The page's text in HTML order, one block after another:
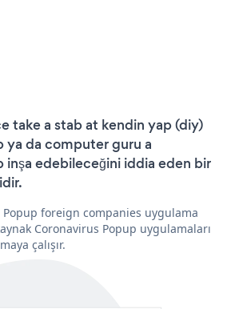
take a stab at kendin yap (diy)
ya da computer guru a
inşa edebileceğini iddia eden bir
foreign companies uygulama
Coronavirus Popup uygulamaları
çalışır.